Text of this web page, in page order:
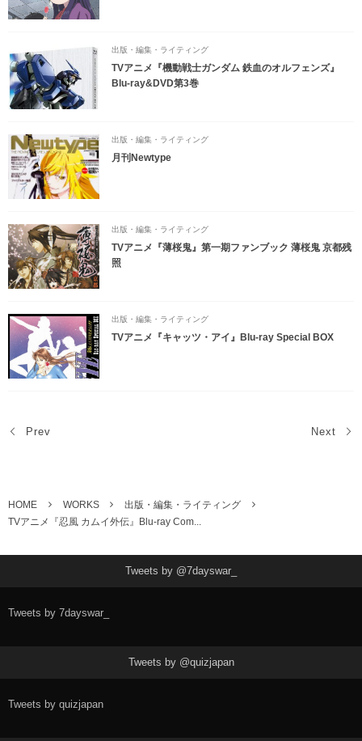
出版・編集・ライティング
TVアニメ『機動戦士ガンダム 鉄血のオルフェンズ』
Blu-ray&DVD第3巻
出版・編集・ライティング
月刊Newtype
出版・編集・ライティング
TVアニメ『薄桜鬼』第一期ファンブック 薄桜鬼 京都残
照
出版・編集・ライティング
TVアニメ『キャッツ・アイ』Blu-ray Special BOX
Prev Next
HOME WORKS
出版・編集・ライティング
TVアニメ『忍風 カムイ外伝』Blu-ray Com...
Tweets by @7dayswar_
Tweets by 7dayswar_
Tweets by @quizjapan
Tweets by quizjapan